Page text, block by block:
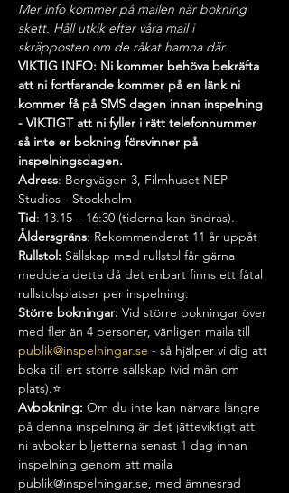
Mer info kommer på mailen när bokning
skett. Håll utkik efter våra mail i
skräpposten om de råkat hamna där.
VIKTIG INFO: Ni kommer behöva bekräfta
att ni fortfarande kommer på en länk ni
kommer få på SMS dagen innan inspelning
- VIKTIGT att ni fyller i rätt telefonnummer
så inte er bokning försvinner på
inspelningsdagen.
Adress: Borgvägen 3, Filmhuset NEP
Studios - Stockholm
Tid: 13.15 – 16:30 (tiderna kan ändras).
Åldersgräns: Rekommenderat 11 år uppåt
Rullstol: Sällskap med rullstol får gärna
meddela detta då det enbart finns ett fåtal
rullstolsplatser per inspelning.
Större bokningar: Vid större bokningar över
med fler än 4 personer, vänligen maila till
publik@inspelningar.se - så hjälper vi dig att
boka till ert större sällskap (vid mån om
plats).⭐️
Avbokning: Om du inte kan närvara längre
på denna inspelning är det jätteviktigt att
ni avbokar biljetterna senast 1 dag innan
inspelning genom att maila
publik@inspelningar.se, med ämnesrad